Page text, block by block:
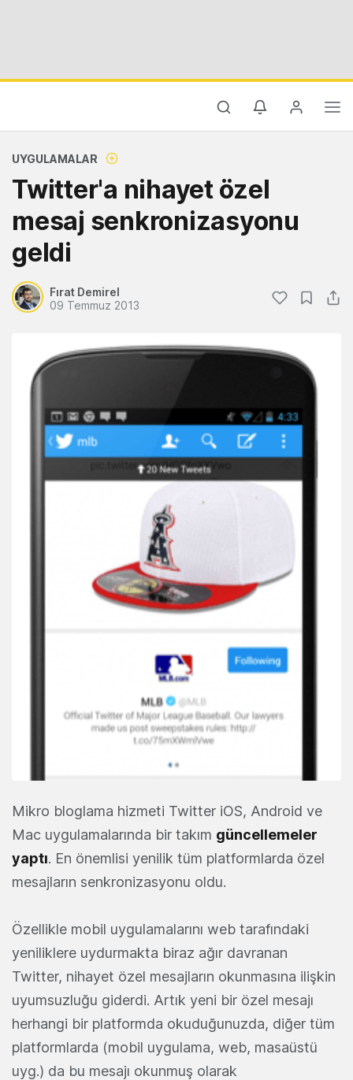
UYGULAMALAR
Twitter'a nihayet özel
mesaj senkronizasyonu
geldi
Fırat Demirel
09 Temmuz 2013
Mikro bloglama hizmeti Twitter iOS, Android ve
Mac uygulamalarında bir takım güncellemeler
yaptı. En önemlisi yenilik tüm platformlarda özel
mesajların senkronizasyonu oldu.
Özellikle mobil uygulamalarını web tarafındaki
yeniliklere uydurmakta biraz ağır davranan
Twitter, nihayet özel mesajların okunmasına ilişkin
uyumsuzluğu giderdi. Artık yeni bir özel mesajı
herhangi bir platformda okuduğunuzda, diğer tüm
platformlarda (mobil uygulama, web, masaüstü
uyg.) da bu mesajı okunmuş olarak